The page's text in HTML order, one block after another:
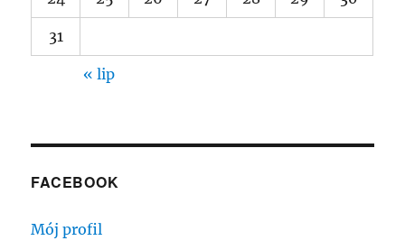
31
« lip
FACEBOOK
Mój profil